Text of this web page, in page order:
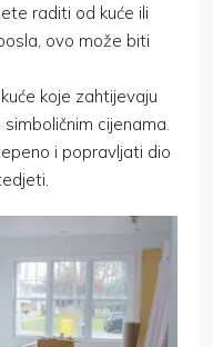
raditi od kuće ili
ovo može biti
koje zahtijevaju
cijenama.
i popravljati dio